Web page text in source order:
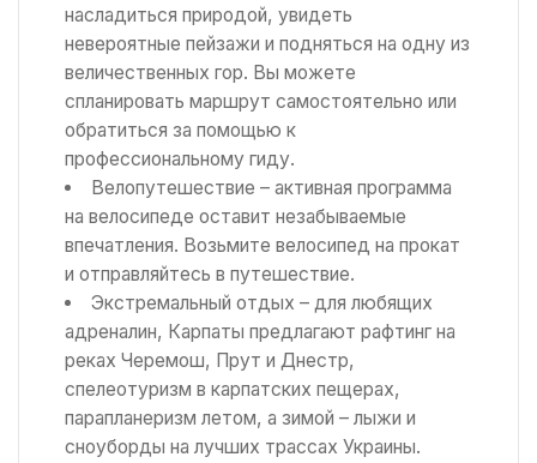
насладиться природой, увидеть
невероятные пейзажи и подняться на одну из
величественных гор. Вы можете
спланировать маршрут самостоятельно или
обратиться за помощью к
профессиональному гиду.
Велопутешествие – активная программа
на велосипеде оставит незабываемые
впечатления. Возьмите велосипед на прокат
и отправляйтесь в путешествие.
Экстремальный отдых – для любящих
адреналин, Карпаты предлагают рафтинг на
реках Черемош, Прут и Днестр,
спелеотуризм в карпатских пещерах,
парапланеризм летом, а зимой – лыжи и
сноуборды на лучших трассах Украины.